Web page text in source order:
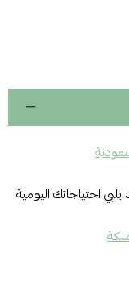
احتياجاتك اليومية